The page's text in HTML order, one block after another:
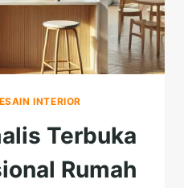
INTERIOR
Terbuka
Rumah